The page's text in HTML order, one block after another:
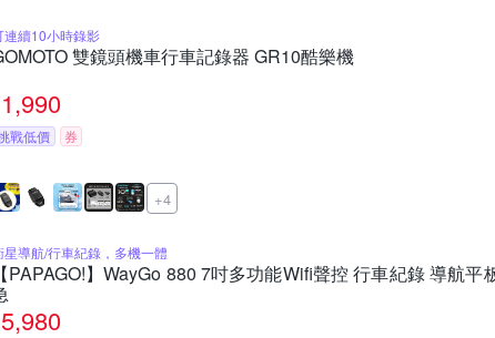
連續10小時錄影
雙鏡頭機車行車記錄器 GR10酷樂機
1,990
戰低價 券
+4
星導航/行車紀錄，多機一體
PAPAGO!】WayGo 880 7吋多功能Wifi聲控 行車紀錄 導航平
5,980